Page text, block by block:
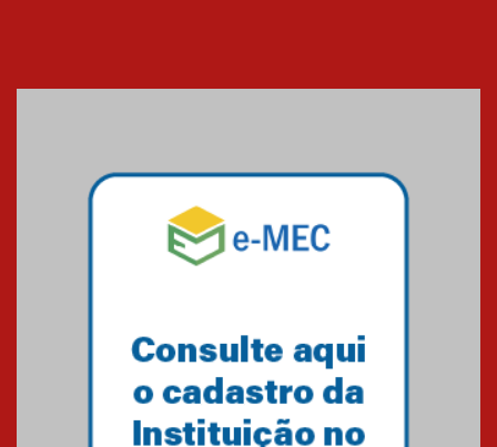
04.08.2026
Mackenzie recepciona os
calouros do segundo semestre
Como o Colégio Mackenzie
Brasília prepara seus
estudantes para o PAS antes
mesmo do Ensino Médio